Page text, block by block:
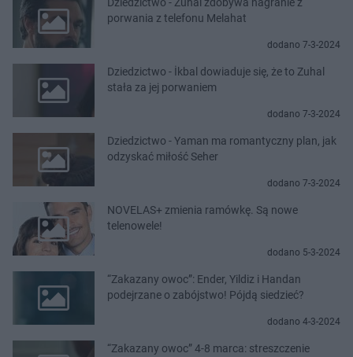
Dziedzictwo - Zuhal zdobywa nagranie z
porwania z telefonu Melahat
dodano 7-3-2024
Dziedzictwo - İkbal dowiaduje się, że to Zuhal
stała za jej porwaniem
dodano 7-3-2024
Dziedzictwo - Yaman ma romantyczny plan, jak
odzyskać miłość Seher
dodano 7-3-2024
NOVELAS+ zmienia ramówkę. Są nowe
telenowele!
dodano 5-3-2024
“Zakazany owoc”: Ender, Yildiz i Handan
podejrzane o zabójstwo! Pójdą siedzieć?
dodano 4-3-2024
“Zakazany owoc” 4-8 marca: streszczenie